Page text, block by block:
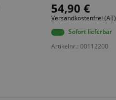
54,90 €
Versandkostenfrei (AT)
Sofort lieferbar
Artikelnr.: 00112200